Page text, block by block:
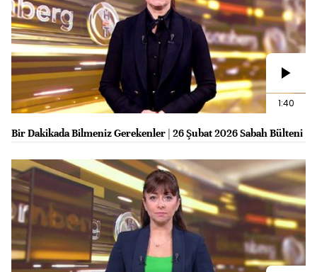
1:40
Bir Dakikada Bilmeniz Gerekenler | 26 Şubat 2026 Sabah Bülteni